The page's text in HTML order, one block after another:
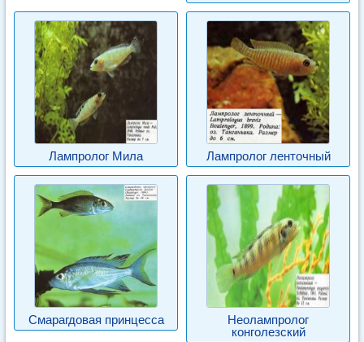
Лампролог Мила Лампролог ленточный
Смарагдовая принцесса
Неолампролог
конголезский